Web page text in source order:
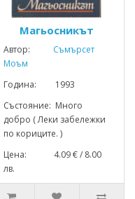
Магьосникът
Автор:
Съмърсет
Моъм
Година: 1993
Състояние: Много
добро ( Леки забележки
по кориците. )
Цена: 4.09 € / 8.00
лв.